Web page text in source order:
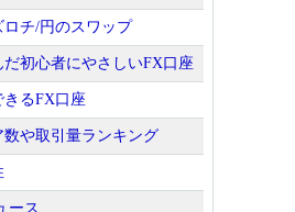
ロチ/円のスワップ
初心者にやさしいFX口座
きるFX口座
や取引量ランキング
ース